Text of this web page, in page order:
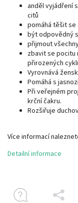
anděl vyjádření
citů
pomáhá těšit se
být odpovědný
přijmout
zbavit se
přirozených
Vyrovnává
Pomáhá s
Při veřejném
krční čakru.
Rozšiřuje
Více informací
Detailní informace